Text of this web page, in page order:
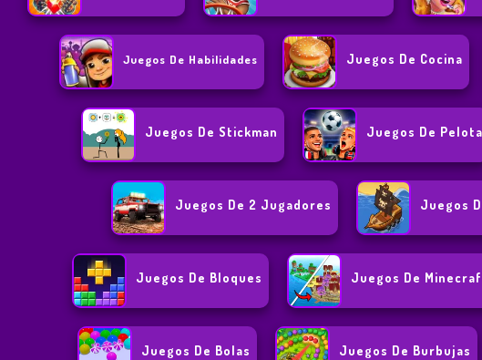
Juegos De Habilidades Juegos De Cocina
Juegos De Stickman Juegos De Pelota
Juegos De 2 Jugadores Juegos
Juegos De Bloques Juegos De
Juegos De Bolas Juegos De Burbujas